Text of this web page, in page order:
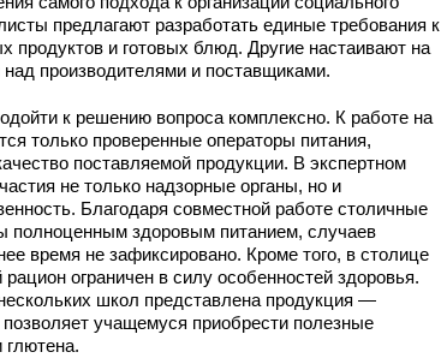
предлагают разработать единые требования к
продуктов и готовых блюд. Другие настаивают на
производителями и поставщиками.
к решению вопроса комплексно. К работе на
только проверенные операторы питания,
поставляемой продукции. В экспертном
не только надзорные органы, но и
Благодаря совместной работе столичные
полноценным здоровым питанием, случаев
время не зафиксировано. Кроме того, в столице
рацион ограничен в силу особенностей здоровья.
школ представлена продукция —
учащемуся приобрести полезные
глютена.